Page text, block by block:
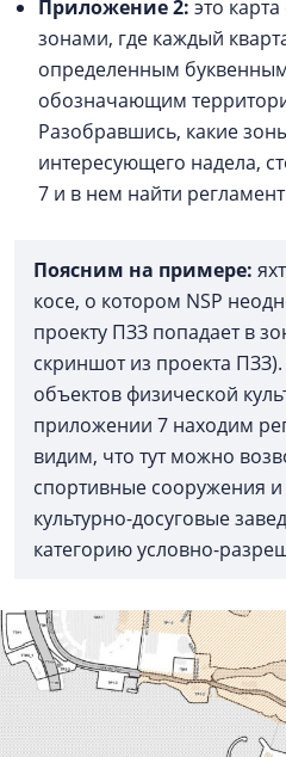
Приложение 2: это
зонами, где каждый
определенным
обозначающим
Разобравшись, какие
интересующего надела,
7 и в нем найти
Поясним на примере:
косе, о котором NSP
проекту ПЗЗ попадает в
скриншот из проекта
объектов физической
приложении 7 находим
видим, что тут можно
спортивные сооружения и
культурно-досуговые
категорию условно-